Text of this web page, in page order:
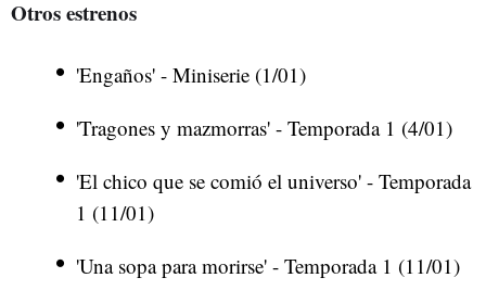
Otros estrenos
'Engaños' - Miniserie (1/01)
'Tragones y mazmorras' - Temporada 1 (4/01)
'El chico que se comió el universo' - Temporada
1 (11/01)
'Una sopa para morirse' - Temporada 1 (11/01)